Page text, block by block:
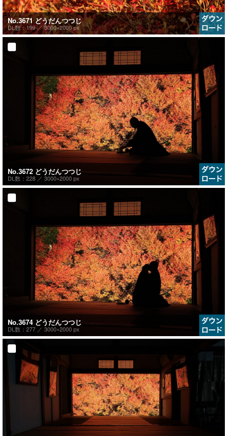
No.3671 どうだんつつじ
DL数：199 ／3000×2000 px
No.3672 どうだんつつじ
DL数：228 ／ 3000×2000 px
No.3674 どうだんつつじ
DL数：277 ／ 3000×2000 px